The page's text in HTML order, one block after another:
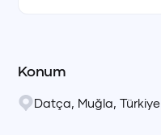
Konum
Datça Muğla Türkiye